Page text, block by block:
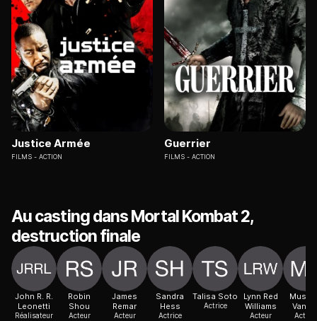
Justice Armée
FILMS ACTION
Guerrier
FILMS ACTION
Au casting dans Mortal Kombat 2,
destruction finale
John R. R.
Leonetti
Réalisateur
Robin
Shou
Acteur
James
Remar
Acteur
Sandra
Hess
Actrice
Talisa Soto
Actrice
Lynn Red
Williams
Acteur Actrice